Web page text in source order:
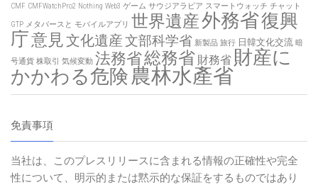
CMF CMFWatchPro2 Nothing Web3 ゲーム サウジアラビア スマートウォッチ チャット
GTP メタバースと モバイルアプリ 世界遺産外務省復興
庁意見文化遺産文部科学省 新製品 旅行 日韓文化交流 暗
号通貨 株取引 気候変動 法務省総務省 財務省 財産に
かかわる危険 農林水產省
免責事項
当社は、このプレスリリースに含まれる情報の正確性や完全
性について、明示的または黙示的な保証をするものではあり